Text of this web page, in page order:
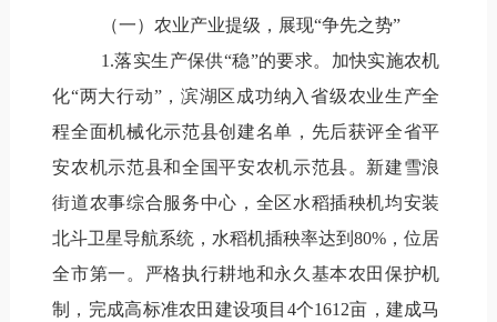
（一）农业产业提级，展现“争先之势”
1.落实生产保供“稳”的要求。加快实施农机
化“两大行动”，滨湖区成功纳入省级农业生产全
程全面机械化示范县创建名单，先后获评全省平
安农机示范县和全国平安农机示范县。新建雪浪
街道农事综合服务中心，全区水稻插秧机均安装
北斗卫星导航系统，水稻机插秧率达到80%，位居
全市第一。严格执行耕地和永久基本农田保护机
制，完成高标准农田建设项目4个1612亩，建成马